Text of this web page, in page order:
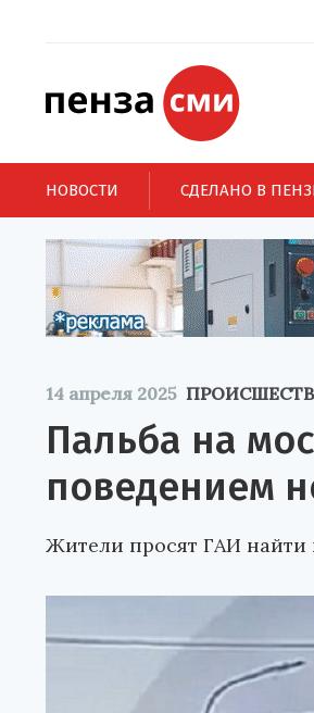
НОВОСТИ СДЕЛАНО В
14 апреля 2025
Пальба на
поведением
Жители просят ГАИ найти